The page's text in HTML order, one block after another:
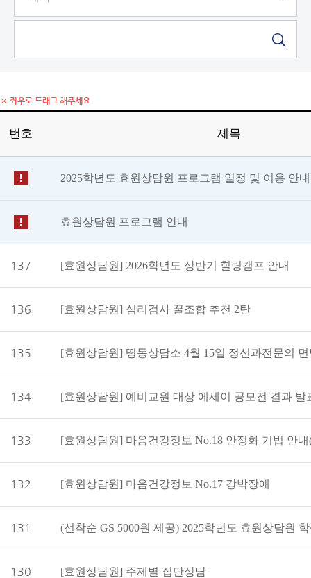
번호 제목
2025학년도 효원상담원 프로그램 일정 및 이용 안내
효원상담원 프로그램 안내
137 [효원상담원] 2026학년도 상반기 힐링캠프 안내
136 [효원상담원] 심리검사 꿀조합 추천 2탄
135
134 [효원상담원] 예비교원 대상 에세이 공모전 결과 발
133 [효원상담원] 마음건강정보 No.18 안정화 기법 안
132 [효원상담원] 마음건강정보 No.17 강박장애
131
130 [효원상담원] 주제별 집단상담